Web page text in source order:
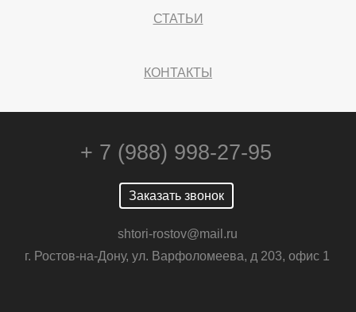
СТАТЬИ
КОНТАКТЫ
+ 7 (988) 998-27-95
Заказать звонок
shtori-rostov@mail.ru
г. Ростов-на-Дону, ул. Варфоломеева, д 203, офис 1